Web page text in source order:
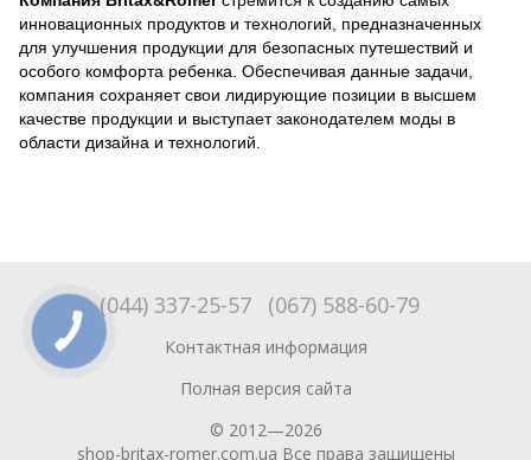
инновационных продуктов и технологий, предназначенных
для улучшения продукции для безопасных путешествий и
особого комфорта ребенка. Обеспечивая данные задачи,
компания сохраняет свои лидирующие позиции в высшем
качестве продукции и выступает законодателем моды в
области дизайна и технологий.
(044) 337-25-57 (067) 588-60-79
Контактная информация
Полная версия сайта
© 2012—2026
shop-britax-romer.com.ua Все права защищены